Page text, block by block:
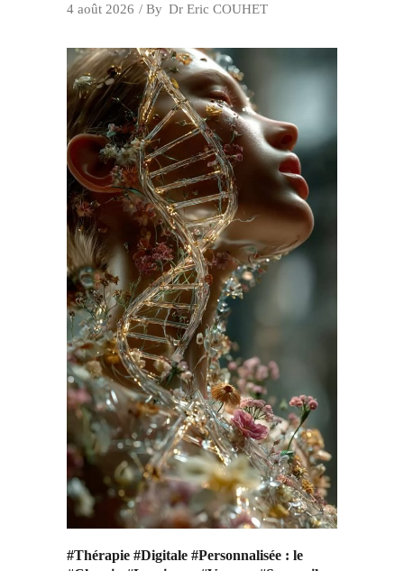
4 août 2026 By Dr Eric COUHET
#Thérapie #Digitale #Personnalisée : le